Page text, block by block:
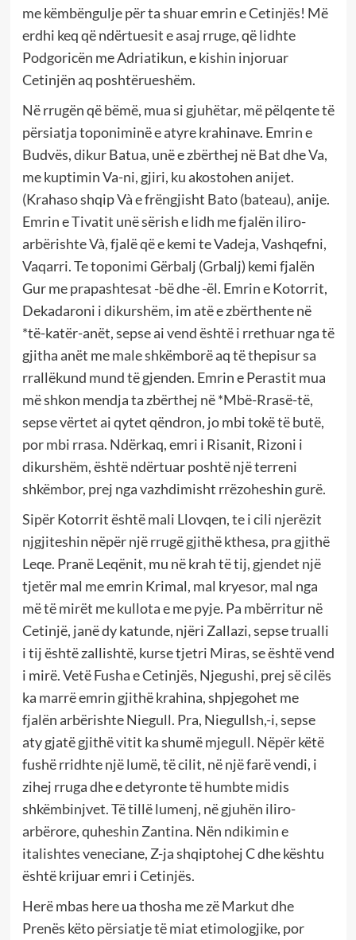
me këmbëngulje për ta shuar emrin e Cetinjës! Më
erdhi keq që ndërtuesit e asaj rruge, që lidhte
Podgoricën me Adriatikun, e kishin injoruar
Cetinjën aq poshtërueshëm.
Në rrugën që bëmë, mua si gjuhëtar, më pëlqente të
përsiatja toponiminë e atyre krahinave. Emrin e
Budvës, dikur Batua, unë e zbërthej në Bat dhe Va,
me kuptimin Va-ni, gjiri, ku akostohen anijet.
(Krahaso shqip Và e frëngjisht Bato (bateau), anije.
Emrin e Tivatit unë sërish e lidh me fjalën iliro-
arbërishte Và, fjalë që e kemi te Vadeja, Vashqefni,
Vaqarri. Te toponimi Gërbalj (Grbalj) kemi fjalën
Gur me prapashtesat -bë dhe -ël. Emrin e Kotorrit,
Dekadaroni i dikurshëm, im atë e zbërthente në
*të-katër-anët, sepse ai vend është i rrethuar nga të
gjitha anët me male shkëmborë aq të thepisur sa
rrallëkund mund të gjenden. Emrin e Perastit mua
më shkon mendja ta zbërthej në *Mbë-Rrasë-të,
sepse vërtet ai qytet qëndron, jo mbi tokë të butë,
por mbi rrasa. Ndërkaq, emri i Risanit, Rizoni i
dikurshëm, është ndërtuar poshtë një terreni
shkëmbor, prej nga vazhdimisht rrëzoheshin gurë.
Sipër Kotorrit është mali Llovqen, te i cili njerëzit
njgjiteshin nëpër një rrugë gjithë kthesa, pra gjithë
Leqe. Pranë Leqënit, mu në krah të tij, gjendet një
tjetër mal me emrin Krimal, mal kryesor, mal nga
më të mirët me kullota e me pyje. Pa mbërritur në
Cetinjë, janë dy katunde, njëri Zallazi, sepse trualli
i tij është zallishtë, kurse tjetri Miras, se është vend
i mirë. Vetë Fusha e Cetinjës, Njegushi, prej së cilës
ka marrë emrin gjithë krahina, shpjegohet me
fjalën arbërishte Niegull. Pra, Niegullsh,-i, sepse
aty gjatë gjithë vitit ka shumë mjegull. Nëpër këtë
fushë rridhte një lumë, të cilit, në një farë vendi, i
zihej rruga dhe e detyronte të humbte midis
shkëmbinjvet. Të tillë lumenj, në gjuhën iliro-
arbërore, quheshin Zantina. Nën ndikimin e
italishtes veneciane, Z-ja shqiptohej C dhe kështu
është krijuar emri i Cetinjës.
Herë mbas here ua thosha me zë Markut dhe
Prenës këto përsiatje të miat etimologjike, por